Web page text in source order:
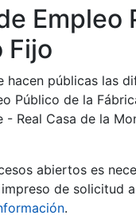
Empleo
Fijo
hacen públicas las
Público de la
- Real Casa de la
abiertos es
de solicitud
.